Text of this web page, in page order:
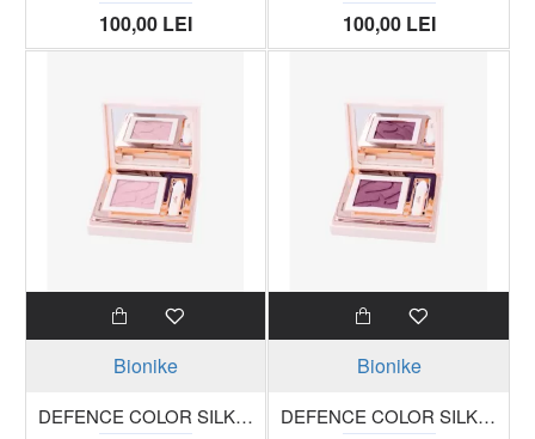
100,00 LEI 100,00 LEI
Bionike
DEFENCE COLOR SILKY TOUCH fard compact pentru pleoape 419 rose trusa 3g
Bionike
DEFENCE COLOR SILKY TOUCH fard compact pentru pleoape 420 amethyste trusa 3g